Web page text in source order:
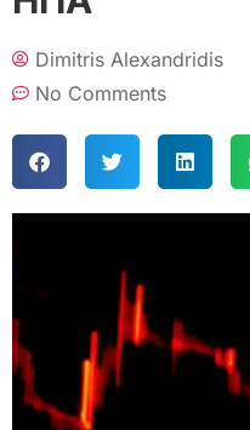
Dimitris Alexandridis
No Comments